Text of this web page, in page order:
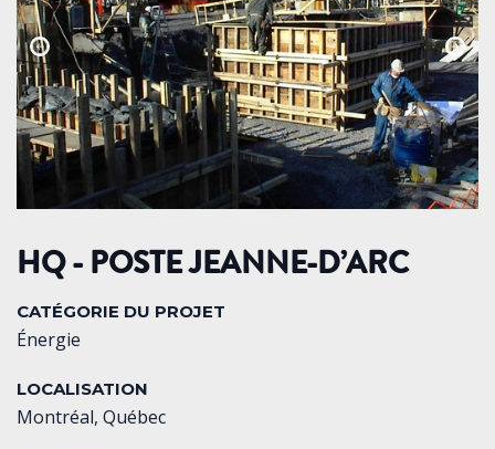
HQ - POSTE JEANNE-D’ARC
CATÉGORIE DU PROJET
Énergie
LOCALISATION
Montréal, Québec